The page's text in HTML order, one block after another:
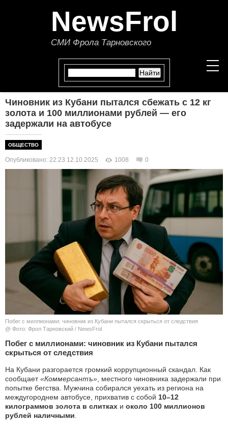
NewsFrol
СМИ Фрола Тарновского
НОВОСТИ
ПОЛИТИКА
ЭКОНОМИКА
В МИРЕ
ОБЩЕСТВО
КУЛЬТУРА
НАУКА
СПОРТ
ШОУ-БИЗНЕС
АВТО И МОТО
БЛОГ
Чиновник из Кубани пытался сбежать с 12 кг
золота и 100 миллионами рублей — его
задержали на автобусе
ОБЩЕСТВО
Опубликовано: 22:23 12.10.2025 1008 0
Побег с миллионами: чиновник из Кубани пытался скрыться от следствия
@ Фото: Фрол Тарновский / NewsFrol
Побег с миллионами: чиновник из Кубани пытался
скрыться от следствия
На Кубани разгорается громкий коррупционный скандал. Как
сообщает«Коммерсантъ», местного чиновника задержали при
попытке бегства. Мужчина собирался уехать из региона на
междугороднем автобусе, прихватив с собой 10–12
килограммов золота в слитках и около 100 миллионов
рублей наличными.